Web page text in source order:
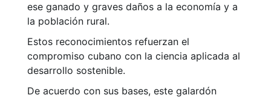
ese ganado y graves daños a la economía y a
la población rural.
Estos reconocimientos refuerzan el
compromiso cubano con la ciencia aplicada al
desarrollo sostenible.
De acuerdo con sus bases, este galardón